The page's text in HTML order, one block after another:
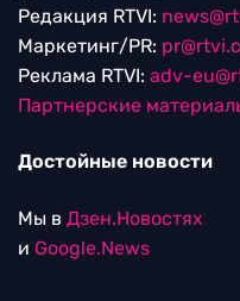
Редакция RTVI:
Маркетинг/PR:
Реклама RTVI: adv-
Партнерские
Достойные новости
Мы в Дзен.Новостях
и Google.News